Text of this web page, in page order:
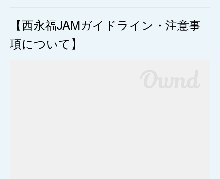
【西永福JAMガイドライン・注意事
項について】